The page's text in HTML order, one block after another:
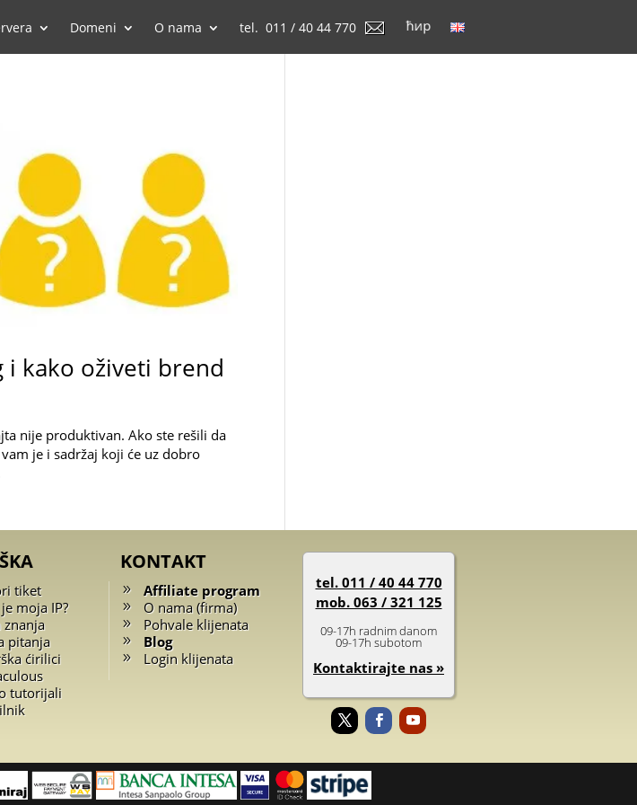
Domeni O nama tel. 011 / 40 44 770
kako oživeti brend
nije produktivan. Ako ste rešili da
je i sadržaj koji će uz dobro
tiket
moja IP?
znanja
pitanja
ćirilici
tutorijali
KONTAKT
Affiliate program
O nama (firma)
Pohvale klijenata
Blog
Login klijenata
tel. 011 / 40 44 770
mob. 063 / 321 125
09-17h radnim danom
09-17h subotom
Kontaktirajte nas »